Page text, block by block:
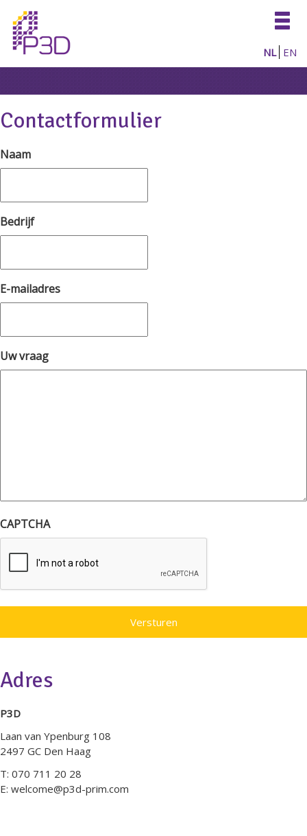
NL EN
Contactformulier
Naam
Bedrijf
E-mailadres
Uw vraag
CAPTCHA
Adres
P3D
Laan van Ypenburg 108
2497 GC Den Haag
T: 070 711 20 28
E: welcome@p3d-prim.com